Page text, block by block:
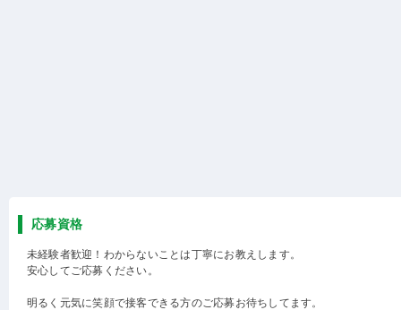
応募資格
未経験者歓迎！わからないことは丁寧にお教えします。
安心してご応募ください。
明るく元気に笑顔で接客できる方のご応募お待ちしてます。